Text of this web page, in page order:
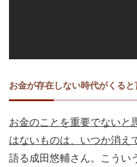
お金が存在しない時代がくる
お金のことを重要でないと
はないものは、いつか消え
語る成田悠輔さん。こうい